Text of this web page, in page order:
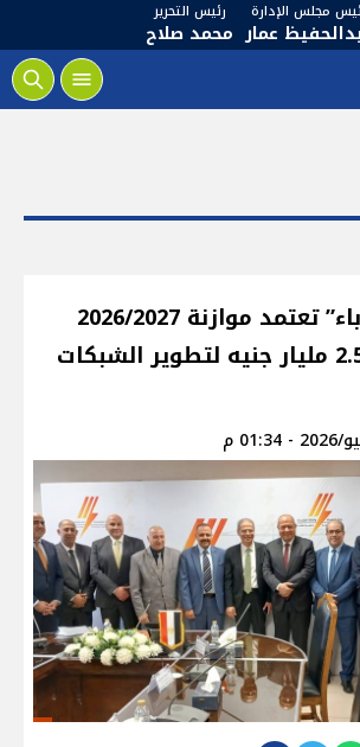
مجلس الإدارة
عمار
رئيس التحرير
محمد صلاح
“القناة للكهرباء” تعتمد موازنة 2026/2027
باستثمارات 2.56 مليار جنيه لتطوير الشبكات